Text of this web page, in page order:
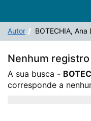
Autor BOTECHIA,
Nenhum
A sua busca -
corresponde a